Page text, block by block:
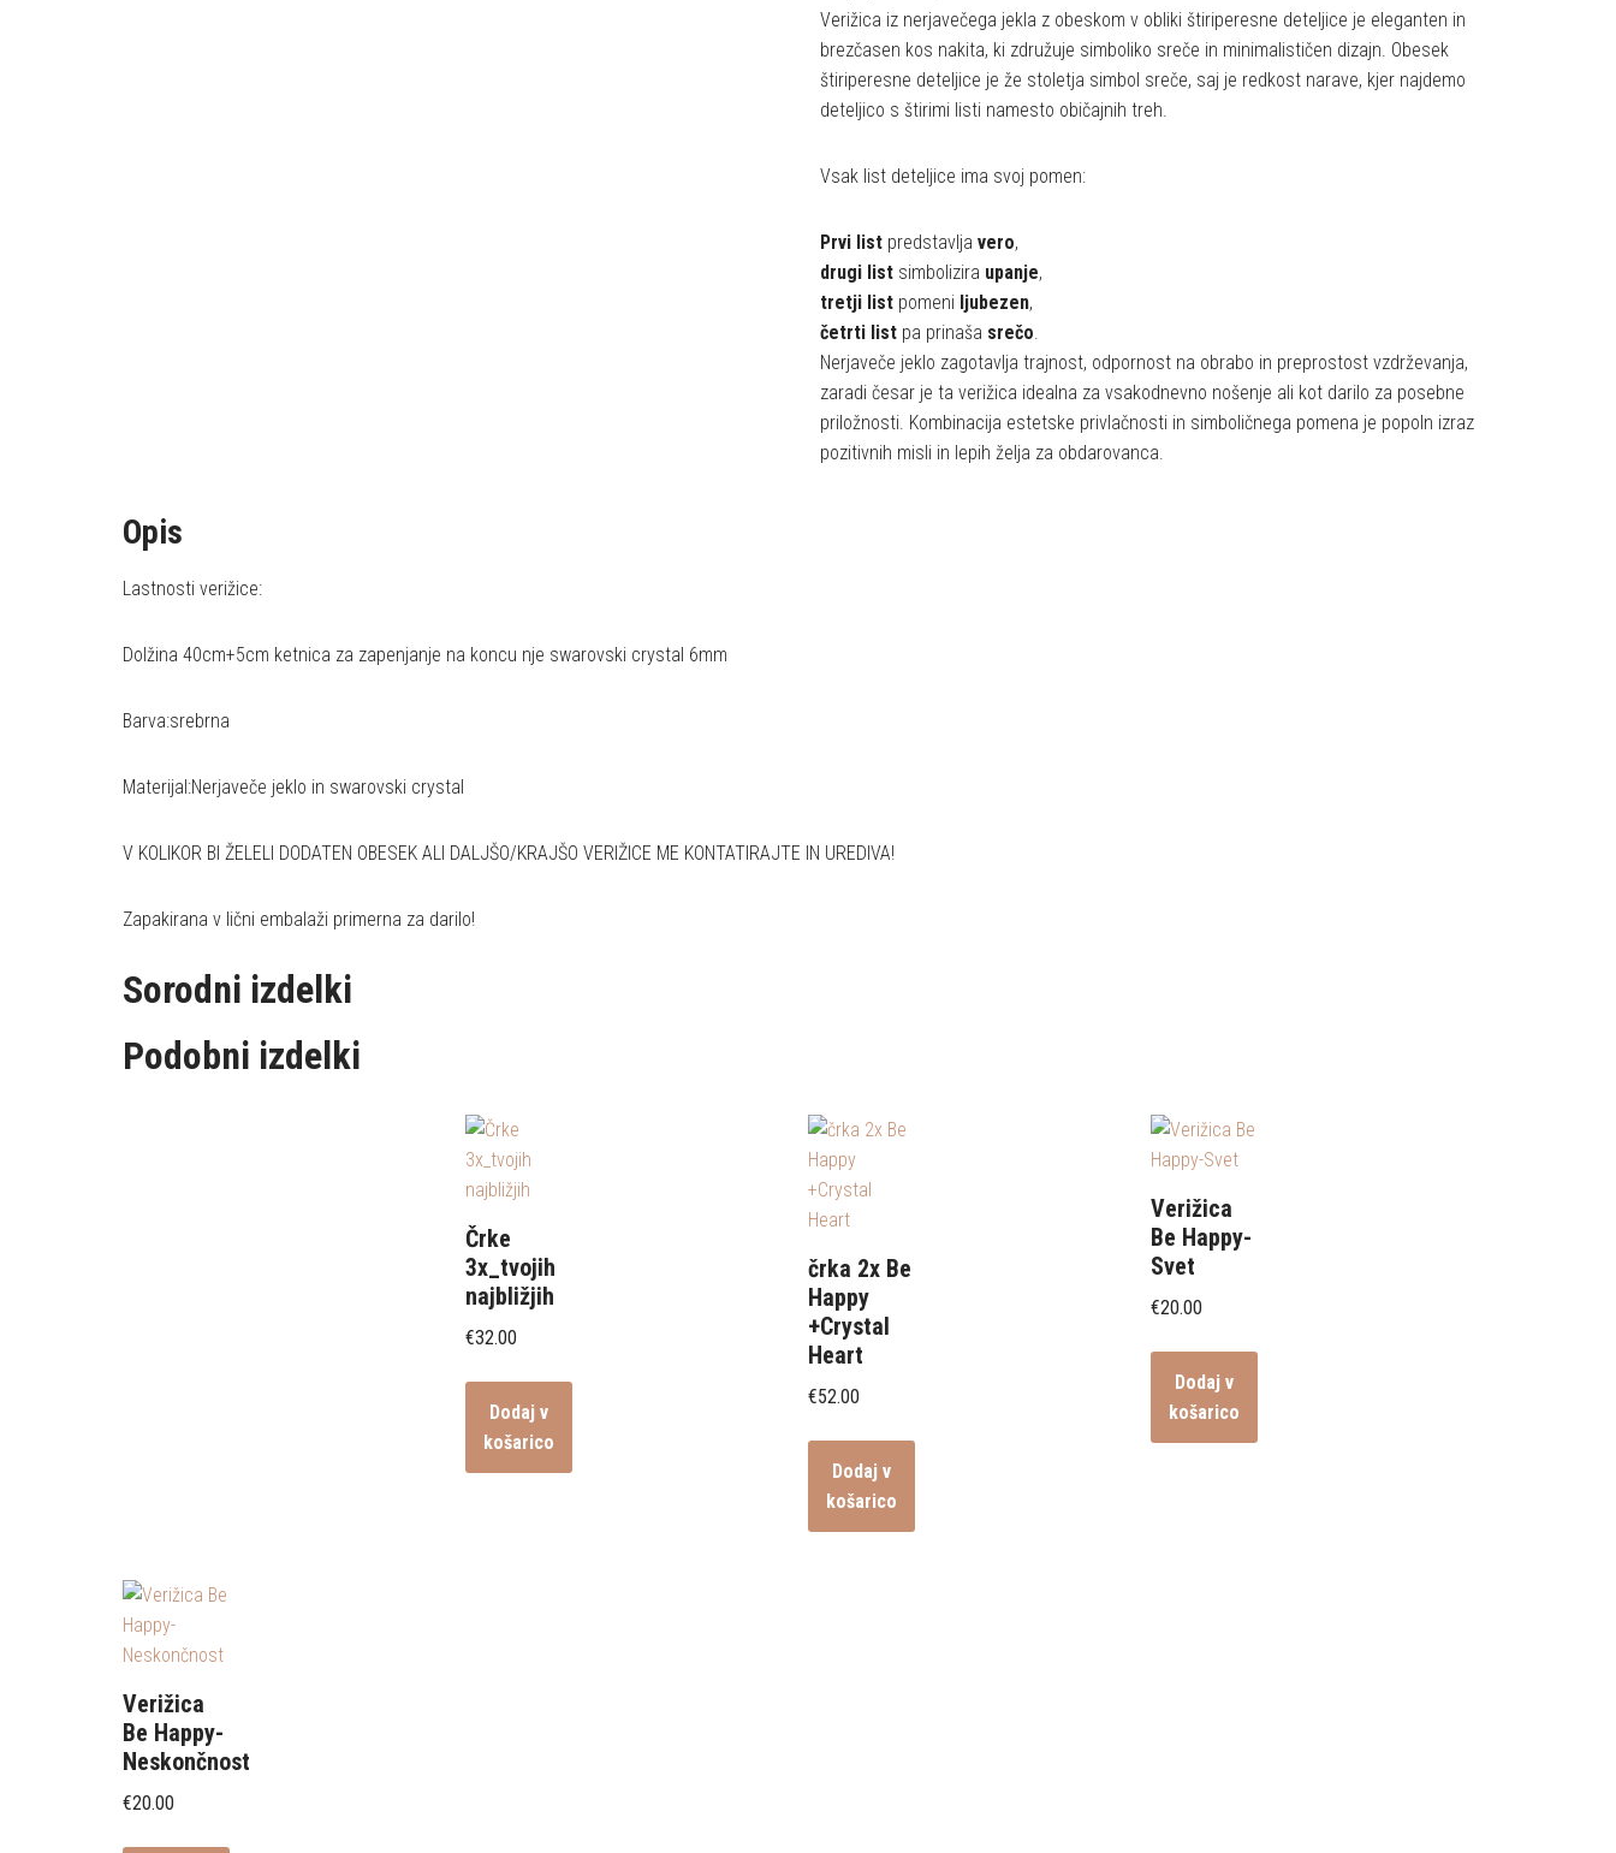
Verižica iz nerjavečega jekla z obeskom v obliki štiriperesne deteljice je eleganten in
brezčasen kos nakita, ki združuje simboliko sreče in minimalističen dizajn. Obesek
štiriperesne deteljice je že stoletja simbol sreče, saj je redkost narave, kjer najdemo
deteljico s štirimi listi namesto običajnih treh.
Vsak list deteljice ima svoj pomen:
Prvi list predstavlja vero,
drugi list simbolizira upanje,
tretji list pomeni ljubezen,
četrti list pa prinaša srečo.
Nerjaveče jeklo zagotavlja trajnost, odpornost na obrabo in preprostost vzdrževanja,
zaradi česar je ta verižica idealna za vsakodnevno nošenje ali kot darilo za posebne
priložnosti. Kombinacija estetske privlačnosti in simboličnega pomena je popoln izraz
pozitivnih misli in lepih želja za obdarovanca.
Opis
Lastnosti verižice:
Dolžina 40cm+5cm ketnica za zapenjanje na koncu nje swarovski crystal 6mm
Barva:srebrna
Materijal:Nerjaveče jeklo in swarovski crystal
V KOLIKOR BI ŽELELI DODATEN OBESEK ALI DALJŠO/KRAJŠO VERIŽICE ME KONTATIRAJTE IN UREDIVA!
Zapakirana v lični embalaži primerna za darilo!
Sorodni izdelki
Podobni izdelki
Črke
3x_tvojih
najbližjih
€32.00
Dodaj v
košarico
črka 2x Be
Happy
+Crystal
Heart
€52.00
Dodaj v
košarico
Verižica
Be Happy-
Svet
€20.00
Dodaj v
košarico
Verižica
Be Happy-
Neskončnost
€20.00